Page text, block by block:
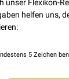
unser Flexikon-
helfen uns,
5 Zeichen